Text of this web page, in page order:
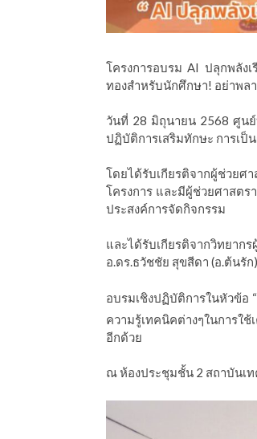
โครงการอบรม AI ปลุกพลัง
ทองสำหรับนักศึกษา! อย่าพล
วันที่ 28 มิถุนายน 2568 ศูนย์
ปฏิบัติการเสริมทักษะ การเป็
โดยได้รับเกียรติจากผู้ช่วย
โครงการ และมีผู้ช่วยศาสตร
ประสงค์การจัดกิจกรรม
และได้รับเกียรติจากวิทยาก
อ.ดร.ธวัชชัย สุขสีดา (อ.ต้นรั
อบรมเชิงปฏิบัติการในหัวข้อ
ความรู้เทคนิคต่างๆในการใ
อีกด้วย
ณ ห้องประชุมชั้น 2 สถาบันเ